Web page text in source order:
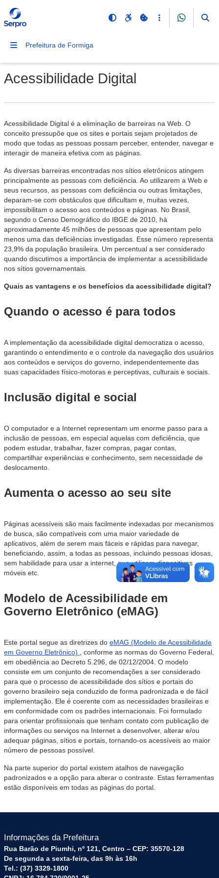
Prefeitura de Formiga
Acessibilidade Digital
Acessibilidade Digital é a eliminação de barreiras na Web. O
conceito pressupõe que os sites e portais sejam projetados de
modo que todas as pessoas possam perceber, entender, navegar e
interagir de maneira efetiva com as páginas.
As diversas barreiras encontradas nos sítios eletrônicos atingem
principalmente as pessoas com deficiência. Ao utilizarem a Web e
seus recursos, as pessoas com deficiência ou outras limitações,
deparam-se com obstáculos que dificultam e, muitas vezes,
impossibilitam o acesso aos conteúdos e páginas. No Brasil,
segundo o Censo Demográfico do IBGE de 2010, há
aproximadamente 45 milhões de pessoas que apresentam pelo
menos uma das deficiências investigadas. Esse número representa
23,9% da população brasileira. Um percentual a ser considerado
quando discutimos a importância de implementar a acessibilidade
nos sítios governamentais.
Quais as vantagens e os benefícios da acessibilidade digital?
Quando o acesso é para todos
A implementação da acessibilidade digital democratiza o acesso,
garantindo o entendimento e o controle da navegação dos usuários
aos conteúdos e serviços do governo, independentemente das
suas capacidades físico-motoras e perceptivas, culturais e sociais.
Inclusão digital e social
O computador e a Internet representam um enorme passo para a
inclusão de pessoas, em especial aquelas com deficiência, que
podem estudar, trabalhar, fazer compras, pagar contas,
compartilhar experiências e conhecimento, sem necessidade de
deslocamento.
Aumenta o acesso ao seu site
Páginas acessíveis são mais facilmente indexadas por mecanismos
de busca, são compatíveis com uma maior variedade de
aplicativos, além de serem mais fáceis e rápidas para navegar,
beneficiando, assim, a todas as pessoas, incluindo pessoas idosas,
sem habilidade para usar a internet, que utilizam dispositivos
móveis etc.
Modelo de Acessibilidade em
Governo Eletrônico (eMAG)
Este portal segue as diretrizes do eMAG (Modelo de Acessibilidade
em Governo Eletrônico)
, conforme as normas do Governo Federal,
em obediência ao Decreto 5.296, de 02/12/2004. O modelo
consiste em um conjunto de recomendações a ser considerado
para que o processo de acessibilidade dos sítios e portais do
governo brasileiro seja conduzido de forma padronizada e de fácil
implementação. Ele é coerente com as necessidades brasileiras e
em conformidade com os padrões internacionais. Foi formulado
para orientar profissionais que tenham contato com publicação de
informações ou serviços na Internet a desenvolver, alterar e/ou
adequar páginas, sítios e portais, tornando-os acessíveis ao maior
número de pessoas possível.
Na parte superior do portal existem atalhos de navegação
padronizados e a opção para alterar o contraste. Estas ferramentas
estão disponíveis em todas as páginas do portal.
Informações da Prefeitura
Rua Barão de Piumhi, nº 121, Centro – CEP: 35570-128
De segunda a sexta-feira, das 9h às 16h
Tel.: (37) 3329-1800